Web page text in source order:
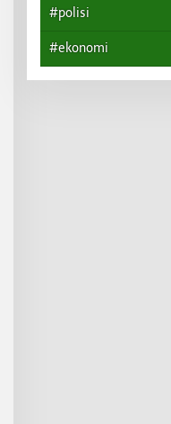
#polisi
#ekonomi